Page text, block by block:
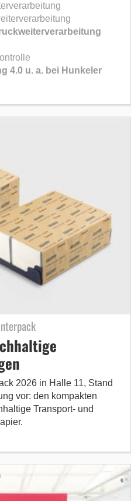
4.0 u. a. bei Hunkeler
2026 in Halle 11, Stand
vor: den kompakten
Transport- und